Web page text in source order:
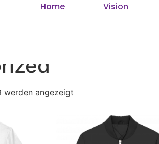
Home Vision
werden angezeigt